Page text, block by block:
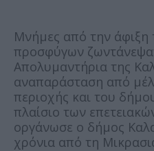
Μνήμες από την
προσφύγων
Απολυμαντήρια της
αναπαράσταση από
περιοχής και του
πλαίσιο των
οργάνωσε ο δήμος
χρόνια από τη